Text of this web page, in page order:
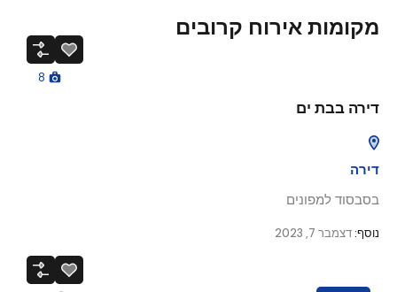
מקומות אירוח קרובים
8
דירה בבת ים
דירה
בסבסוד למפונים
נוסף:דצמבר 7, 2023